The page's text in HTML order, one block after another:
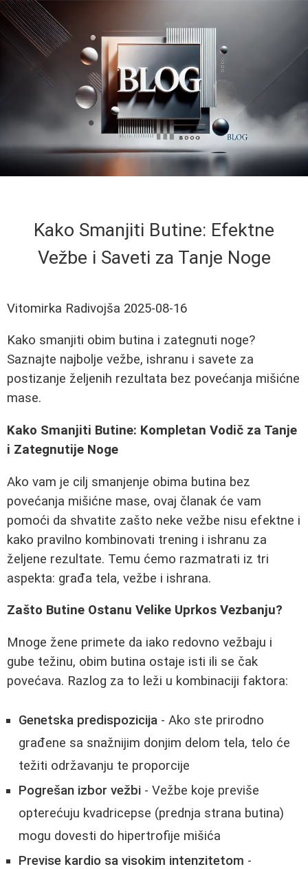
Kako Smanjiti Butine: Efektne
Vežbe i Saveti za Tanje Noge
Vitomirka Radivojša 2025-08-16
Kako smanjiti obim butina i zategnuti noge?
Saznajte najbolje vežbe, ishranu i savete za
postizanje željenih rezultata bez povećanja mišićne
mase.
Kako Smanjiti Butine: Kompletan Vodič za Tanje
i Zategnutije Noge
Ako vam je cilj smanjenje obima butina bez
povećanja mišićne mase, ovaj članak će vam
pomoći da shvatite zašto neke vežbe nisu efektne i
kako pravilno kombinovati trening i ishranu za
željene rezultate. Temu ćemo razmatrati iz tri
aspekta: građa tela, vežbe i ishrana.
Zašto Butine Ostanu Velike Uprkos Vezbanju?
Mnoge žene primete da iako redovno vežbaju i
gube težinu, obim butina ostaje isti ili se čak
povećava. Razlog za to leži u kombinaciji faktora:
Genetska predispozicija - Ako ste prirodno
građene sa snažnijim donjim delom tela, telo će
težiti održavanju te proporcije
Pogrešan izbor vežbi - Vežbe koje previše
opterećuju kvadricepse (prednja strana butina)
mogu dovesti do hipertrofije mišića
Previse kardio sa visokim intenzitetom -